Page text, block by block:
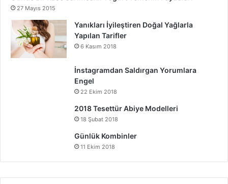
27 Mayıs 2015
Yanıkları İyileştiren Doğal Yağlarla
Yapılan Tarifler
6 Kasım 2018
İnstagramdan Saldırgan Yorumlara
Engel
22 Ekim 2018
2018 Tesettür Abiye Modelleri
18 Şubat 2018
Günlük Kombinler
11 Ekim 2018